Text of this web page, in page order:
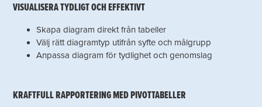
VISUALISERA TYDLIGT OCH EFFEKTIVT
Skapa diagram direkt från tabeller
Välj rätt diagramtyp utifrån syfte och målgrupp
Anpassa diagram för tydlighet och genomslag
KRAFTFULL RAPPORTERING MED PIVOTTABELLER